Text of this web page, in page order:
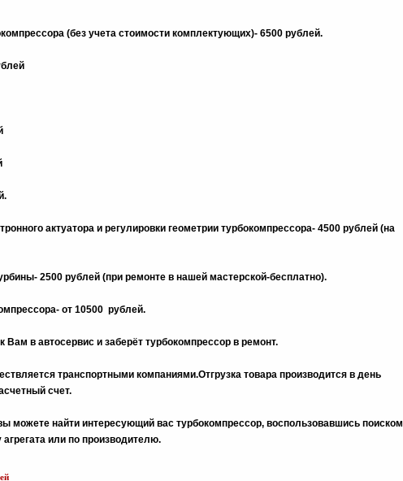
(без учета стоимости комплектующих)- 6500 рублей.
актуатора и регулировки геометрии турбокомпрессора- 4500 рублей (на
2500 рублей (при ремонте в нашей мастерской-бесплатно).
от 10500 рублей.
Вам в автосервис и заберёт турбокомпрессор в ремонт.
транспортными компаниями.Отгрузка товара производится в день
счет.
можете найти интересующий вас турбокомпрессор, воспользовавшись поиском
или по производителю.